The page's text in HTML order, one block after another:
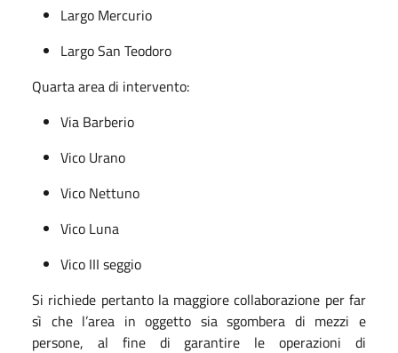
Largo Mercurio
Largo San Teodoro
Quarta area di intervento:
Via Barberio
Vico Urano
Vico Nettuno
Vico Luna
Vico III seggio
Si richiede pertanto la maggiore collaborazione per far
sì che l’area in oggetto sia sgombera di mezzi e
persone, al fine di garantire le operazioni di